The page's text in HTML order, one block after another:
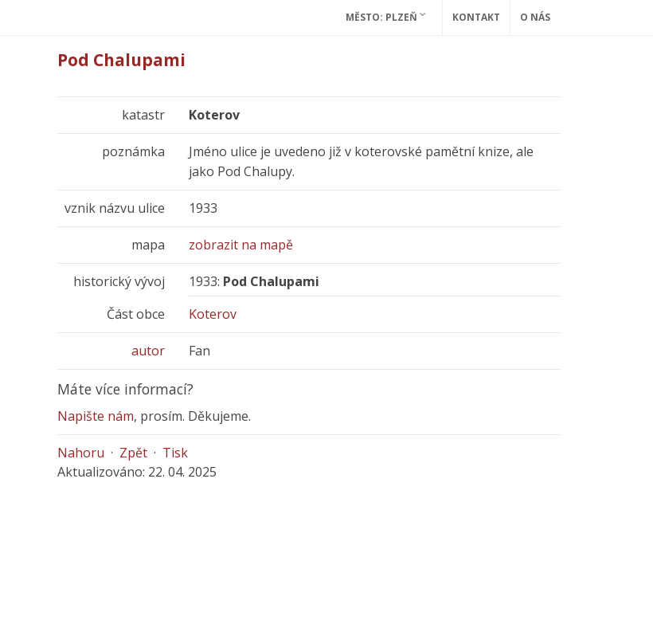
MĚSTO: PLZEŇ KONTAKT O NÁS
Pod Chalupami
katastr Koterov
poznámka
Jméno ulice je uvedeno již v koterovské pamětní knize, ale
jako Pod Chalupy.
vznik názvu ulice 1933
mapa zobrazit na mapě
historický vývoj 1933: Pod Chalupami
Část obce
Koterov
autor Fan
Máte více informací?
Napište nám, prosím. Děkujeme.
Nahoru · Zpět · Tisk
Aktualizováno: 22. 04. 2025